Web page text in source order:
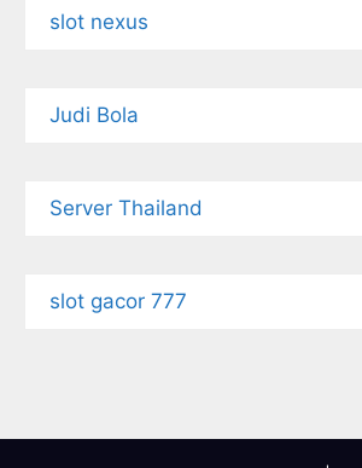
slot nexus
Judi Bola
Server Thailand
slot gacor 777